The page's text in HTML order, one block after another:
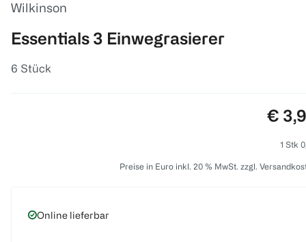
Wilkinson
Essentials 3 Einwegrasierer
6 Stück
€
1 Stk
Preise in Euro inkl. 20 % MwSt. zzgl.
Online lieferbar